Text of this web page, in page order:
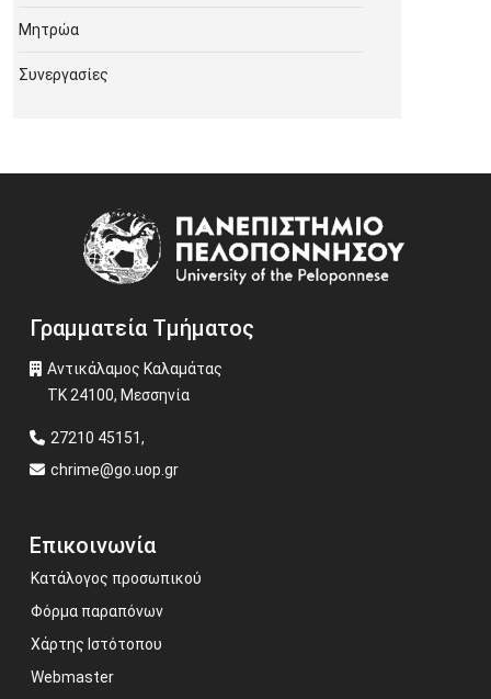
Μητρώα
Συνεργασίες
Γραμματεία Τμήματος
Αντικάλαμος Καλαμάτας
ΤΚ 24100, Μεσσηνία
27210 45151,
chrime@go.uop.gr
Επικοινωνία
Κατάλογος προσωπικού
Φόρμα παραπόνων
Χάρτης Ιστότοπου
Webmaster